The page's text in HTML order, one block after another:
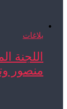
بلاغات
اللجنة
منصور